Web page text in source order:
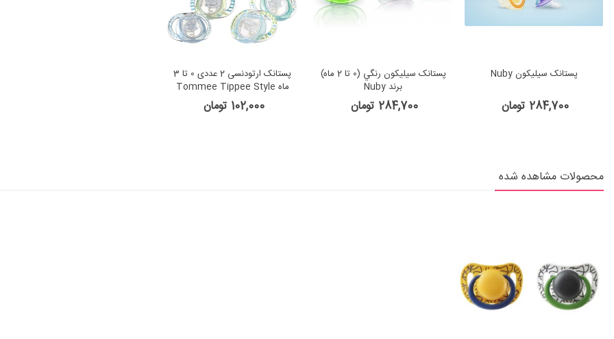
پستانک سيليكون Nuby
284,700 تومان
پستانک سيليكون رنگي (0 تا 2 ماه)
برند Nuby
284,700 تومان
پستانک ارتودنسی 2 عددی 0 تا 3
ماه Tommee Tippee Style
102,000 تومان
محصولات مشاهده شده